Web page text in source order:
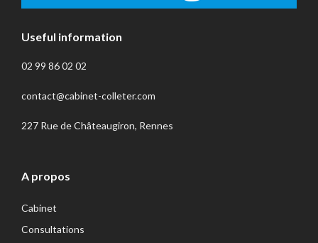
Useful information
02 99 86 02 02
contact@cabinet-colleter.com
227 Rue de Châteaugiron, Rennes
A propos
Cabinet
Consultations